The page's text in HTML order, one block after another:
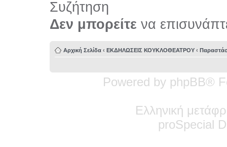
Συζήτηση
Δεν μπορείτε να
Αρχική Σελίδα ‹ ΕΚΔΗΛΩΣΕΙΣ ΚΟΥΚΛΟΘΕΑΤΡΟΥ ‹
Powered by phpBB®
Ελληνική
proSpecial